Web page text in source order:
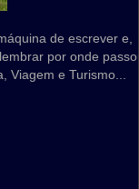
de escrever e,
por onde
Viagem e Turismo...